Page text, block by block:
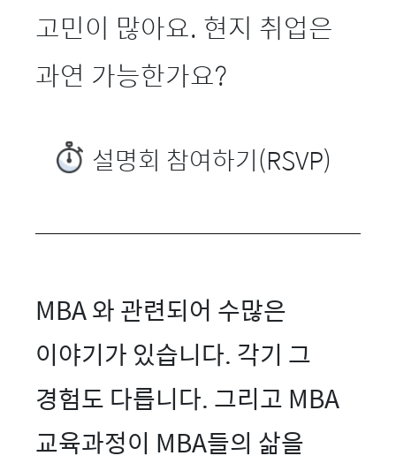
고민이 많아요. 현지 취업은
과연 가능한가요?
설명회 참여하기(RSVP)
MBA 와 관련되어 수많은
이야기가 있습니다. 각기 그
경험도 다릅니다. 그리고 MBA
교육과정이 MBA들의 삶을